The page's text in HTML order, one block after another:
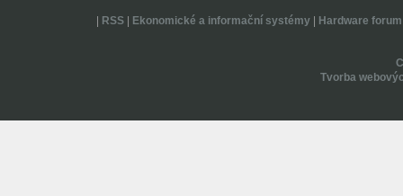
RSS| Ekonomické a informační systémy| Hardware forum
Tvorba